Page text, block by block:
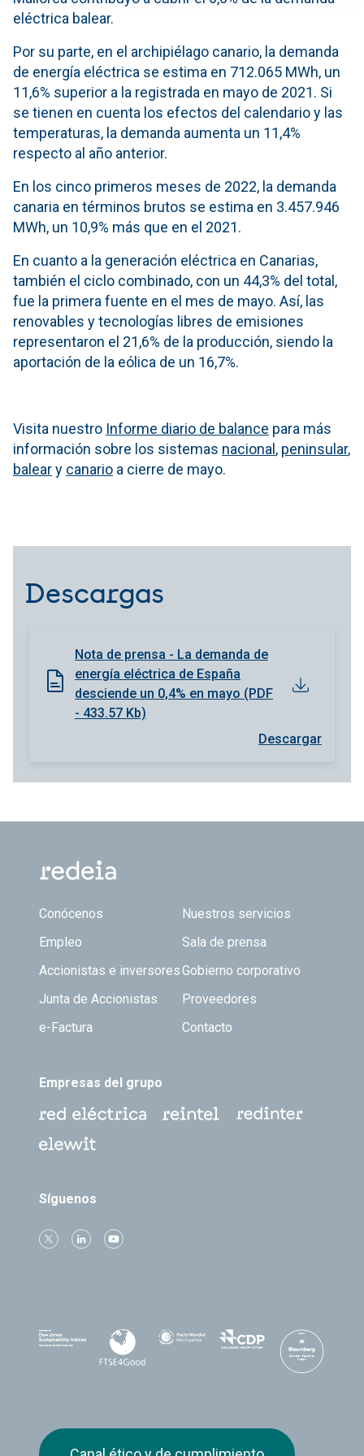
eléctrica balear.
Por su parte, en el archipiélago canario, la demanda
de energía eléctrica se estima en 712.065 MWh, un
11,6% superior a la registrada en mayo de 2021. Si
se tienen en cuenta los efectos del calendario y las
temperaturas, la demanda aumenta un 11,4%
respecto al año anterior.
En los cinco primeros meses de 2022, la demanda
canaria en términos brutos se estima en 3.457.946
MWh, un 10,9% más que en el 2021.
En cuanto a la generación eléctrica en Canarias,
también el ciclo combinado, con un 44,3% del total,
fue la primera fuente en el mes de mayo. Así, las
renovables y tecnologías libres de emisiones
representaron el 21,6% de la producción, siendo la
aportación de la eólica de un 16,7%.
Visita nuestro Informe diario de balance para más
información sobre los sistemas nacional, peninsular,
baleary canario a cierre de mayo.
Descargas
Nota de prensa - La demanda de
energía eléctrica de España
desciende un 0,4% en mayo (PDF
- 433.57 Kb)
Descargar
Footer TOP
Conócenos
Nuestros servicios
Empleo
Sala de prensa
Accionistas e inversoresGobierno corporativo
Junta de Accionistas
Proveedores
e-Factura
Contacto
Empresas del grupo
Síguenos